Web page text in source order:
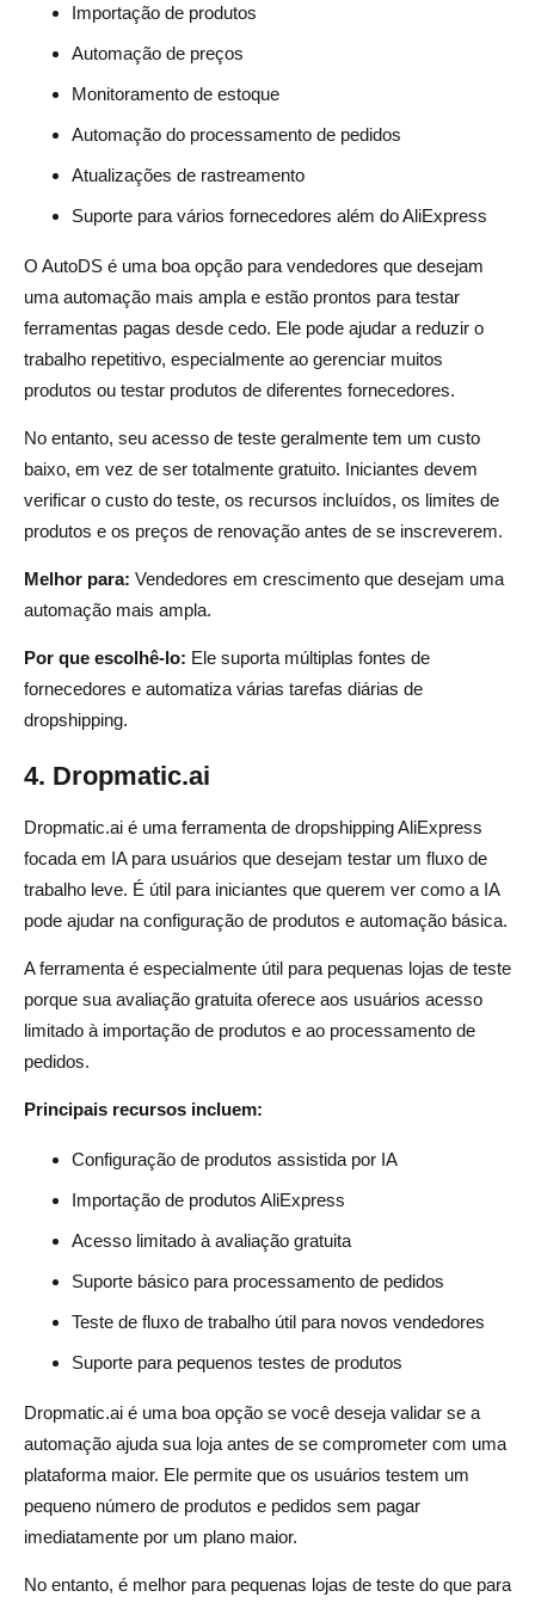
Importação de produtos
Automação de preços
Monitoramento de estoque
Automação do processamento de pedidos
Atualizações de rastreamento
Suporte para vários fornecedores além do AliExpress
O AutoDS é uma boa opção para vendedores que desejam
uma automação mais ampla e estão prontos para testar
ferramentas pagas desde cedo. Ele pode ajudar a reduzir o
trabalho repetitivo, especialmente ao gerenciar muitos
produtos ou testar produtos de diferentes fornecedores.
No entanto, seu acesso de teste geralmente tem um custo
baixo, em vez de ser totalmente gratuito. Iniciantes devem
verificar o custo do teste, os recursos incluídos, os limites de
produtos e os preços de renovação antes de se inscreverem.
Melhor para: Vendedores em crescimento que desejam uma
automação mais ampla.
Por que escolhê-lo: Ele suporta múltiplas fontes de
fornecedores e automatiza várias tarefas diárias de
dropshipping.
4. Dropmatic.ai
Dropmatic.ai é uma ferramenta de dropshipping AliExpress
focada em IA para usuários que desejam testar um fluxo de
trabalho leve. É útil para iniciantes que querem ver como a IA
pode ajudar na configuração de produtos e automação básica.
A ferramenta é especialmente útil para pequenas lojas de teste
porque sua avaliação gratuita oferece aos usuários acesso
limitado à importação de produtos e ao processamento de
pedidos.
Principais recursos incluem:
Configuração de produtos assistida por IA
Importação de produtos AliExpress
Acesso limitado à avaliação gratuita
Suporte básico para processamento de pedidos
Teste de fluxo de trabalho útil para novos vendedores
Suporte para pequenos testes de produtos
Dropmatic.ai é uma boa opção se você deseja validar se a
automação ajuda sua loja antes de se comprometer com uma
plataforma maior. Ele permite que os usuários testem um
pequeno número de produtos e pedidos sem pagar
imediatamente por um plano maior.
No entanto, é melhor para pequenas lojas de teste do que para